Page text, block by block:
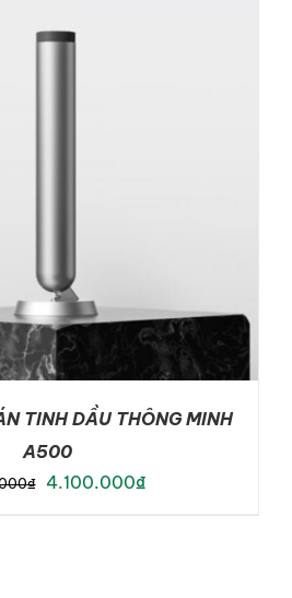
TINH DẦU THÔNG MINH
A500
₫ Original
4.100.000₫Current